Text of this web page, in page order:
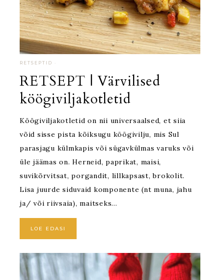
RETSEPTID ·
RETSEPT | Värvilised
köögiviljakotletid
Köögiviljakotletid on nii universaalsed, et siia
võid sisse pista kõiksugu köögivilju, mis Sul
parasjagu külmkapis või sügavkülmas varuks või
üle jäämas on. Herneid, paprikat, maisi,
suvikõrvitsat, porgandit, lillkapsast, brokolit.
Lisa juurde siduvaid komponente (nt muna, jahu
ja/ või riivsaia), maitseks…
LOE EDASI